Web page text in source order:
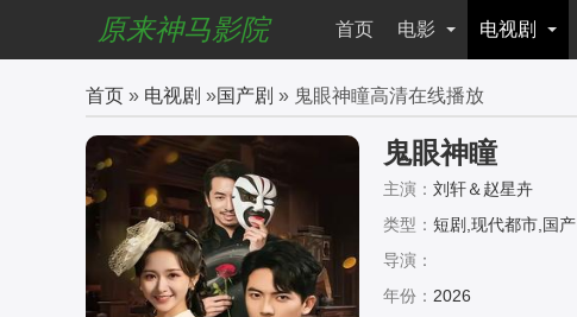
原来神马影院 首页 电影 电视剧
首页 » 电视剧 »国产剧 » 鬼眼神瞳高清在线播放
鬼眼神瞳
主演： 刘轩＆赵星卉
类型： 短剧,现代都市,国产
导演：
年份： 2026